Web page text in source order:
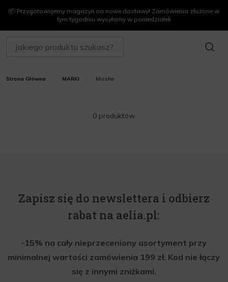
📦 Przygotowujemy magazyn na nowe dostawy! Zamówienia złożone w
tym tygodniu wysyłamy w poniedziałek
SZUKAJ
Strona Główna MARKI Missha
0 produktów
Zapisz się do newslettera i odbierz
rabat na aelia.pl:
-15% na cały nieprzeceniony asortyment przy
minimalnej wartości zamówienia 199 zł. Kod nie łączy
się z innymi zniżkami.